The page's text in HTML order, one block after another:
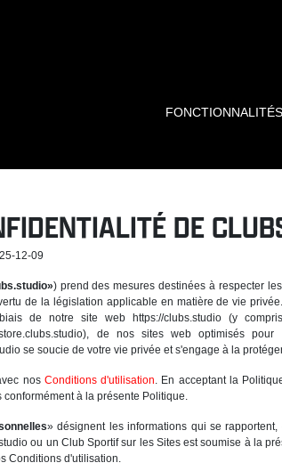
FONCTIONNALITÉS
DE
12-09
) prend des mesures destinées à respecter
de la législation applicable en matière de vie
de notre site web https://clubs.studio (y
store.clubs.studio), de nos sites web optimisés
se soucie de votre vie privée et s'engage à la
nos Conditions d'utilisation. En acceptant la
à la présente Politique.
» désignent les informations qui se
ou un Club Sportif sur les Sites est soumise à la
Conditions d'utilisation.